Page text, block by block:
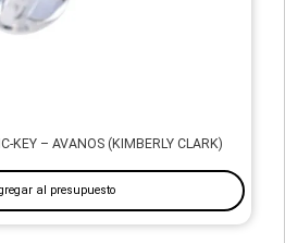
KEY – AVANOS (KIMBERLY CLARK)
al presupuesto